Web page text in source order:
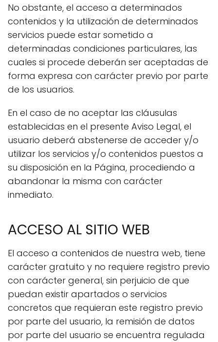
No obstante, el acceso a determinados
contenidos y la utilización de determinados
servicios puede estar sometido a
determinadas condiciones particulares, las
cuales si procede deberán ser aceptadas de
forma expresa con carácter previo por parte
de los usuarios.
En el caso de no aceptar las cláusulas
establecidas en el presente Aviso Legal, el
usuario deberá abstenerse de acceder y/o
utilizar los servicios y/o contenidos puestos a
su disposición en la Página, procediendo a
abandonar la misma con carácter
inmediato.
ACCESO AL SITIO WEB
El acceso a contenidos de nuestra web, tiene
carácter gratuito y no requiere registro previo
con carácter general, sin perjuicio de que
puedan existir apartados o servicios
concretos que requieran este registro previo
por parte del usuario, la remisión de datos
por parte del usuario se encuentra regulada